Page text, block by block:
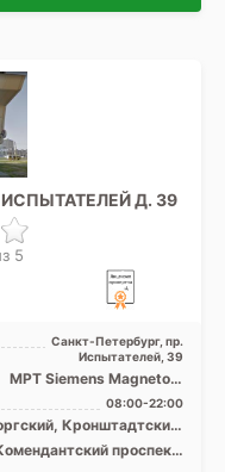
Д. 39
5
Санкт-Петербург, пр.
Испытателей, 39
МРТ Siemens Magnetom
1.5T закрытый тип,
УЗИ
08:00-22:00
Кронштадтский,
Курортный, Приморский
проспект,